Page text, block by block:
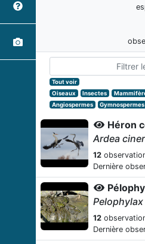
Tout voir
Oiseaux
Insectes
Angiospermes
Gymnospermes
Héron
Ardea
12
Dernière
Pelophylax
12
Dernière